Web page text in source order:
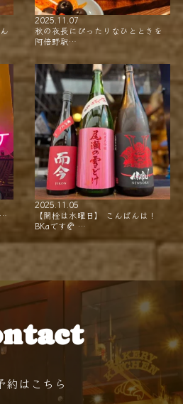
2025.11.07
秋の夜長にぴったりなひとときを
阿倍野駅…
2025.11.05
【開栓は水曜日】 こんばんは！
BKaです🥐 …
約はこちら